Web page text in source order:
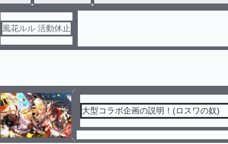
風花ルル 活動休止
大型コラボ企画の説明！(ロスワの奴)